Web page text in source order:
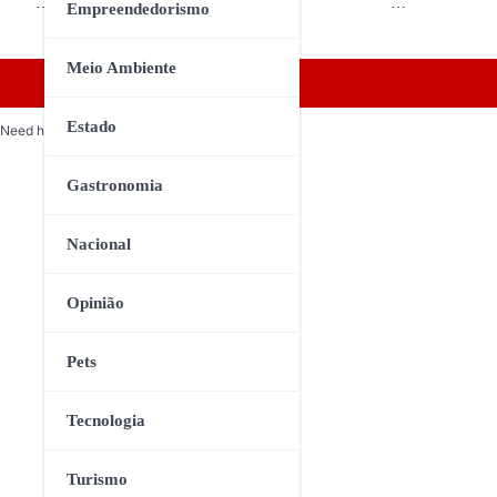
Empreendedorismo
Meio Ambiente
Estado
Gastronomia
Nacional
Opinião
Pets
Tecnologia
Turismo
Need help? Our team is just a message away